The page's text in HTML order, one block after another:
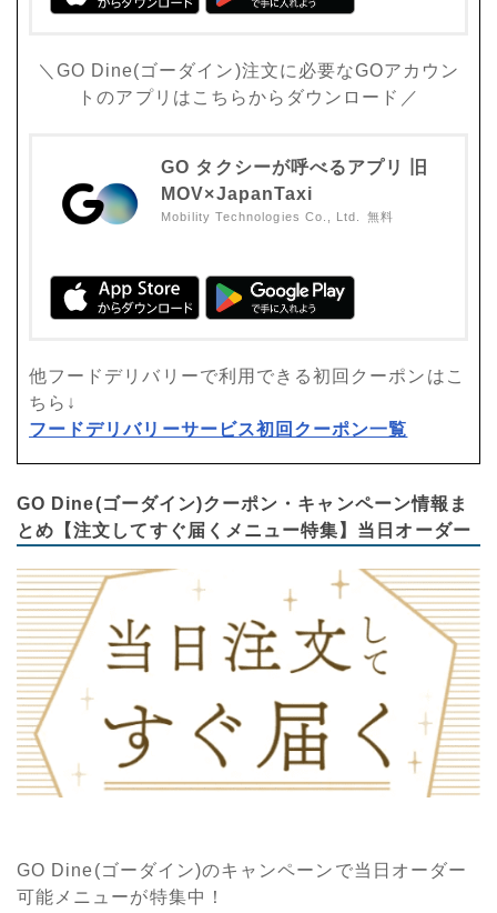
＼GO Dine(ゴーダイン)注文に必要なGOアカウン
トのアプリはこちらからダウンロード／
GO タクシーが呼べるアプリ 旧
MOV×JapanTaxi
Mobility Technologies Co., Ltd. 無料
他フードデリバリーで利用できる初回クーポンはこ
ちら↓
フードデリバリーサービス初回クーポン一覧
GO Dine(ゴーダイン)クーポン・キャンペーン情報ま
とめ【注文してすぐ届くメニュー特集】当日オーダー
GO Dine(ゴーダイン)のキャンペーンで当日オーダー
可能メニューが特集中！